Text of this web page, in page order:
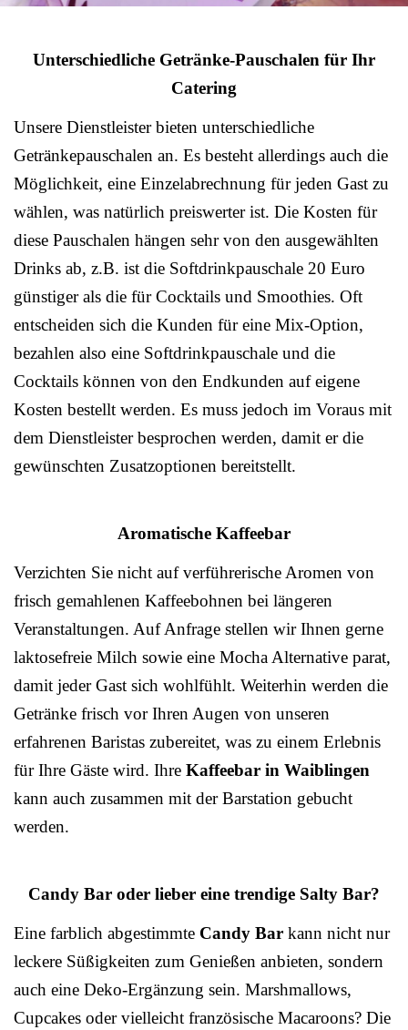
Unterschiedliche Getränke-Pauschalen für Ihr
Catering
Unsere Dienstleister bieten unterschiedliche
Getränkepauschalen an. Es besteht allerdings auch die
Möglichkeit, eine Einzelabrechnung für jeden Gast zu
wählen, was natürlich preiswerter ist. Die Kosten für
diese Pauschalen hängen sehr von den ausgewählten
Drinks ab, z.B. ist die Softdrinkpauschale 20 Euro
günstiger als die für Cocktails und Smoothies. Oft
entscheiden sich die Kunden für eine Mix-Option,
bezahlen also eine Softdrinkpauschale und die
Cocktails können von den Endkunden auf eigene
Kosten bestellt werden. Es muss jedoch im Voraus mit
dem Dienstleister besprochen werden, damit er die
gewünschten Zusatzoptionen bereitstellt.
Aromatische Kaffeebar
Verzichten Sie nicht auf verführerische Aromen von
frisch gemahlenen Kaffeebohnen bei längeren
Veranstaltungen. Auf Anfrage stellen wir Ihnen gerne
laktosefreie Milch sowie eine Mocha Alternative parat,
damit jeder Gast sich wohlfühlt. Weiterhin werden die
Getränke frisch vor Ihren Augen von unseren
erfahrenen Baristas zubereitet, was zu einem Erlebnis
für Ihre Gäste wird. Ihre Kaffeebar in Waiblingen
kann auch zusammen mit der Barstation gebucht
werden.
Candy Bar oder lieber eine trendige Salty Bar?
Eine farblich abgestimmte Candy Bar kann nicht nur
leckere Süßigkeiten zum Genießen anbieten, sondern
auch eine Deko-Ergänzung sein. Marshmallows,
Cupcakes oder vielleicht französische Macaroons? Die